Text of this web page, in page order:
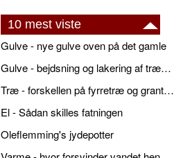
10 mest viste
Gulve - nye gulve oven på det gamle
Gulve - bejdsning og lakering af trægulve
Træ - forskellen på fyrretræ og grantræ
El - Sådan skilles fatningen
Oleflemming's jydepotter